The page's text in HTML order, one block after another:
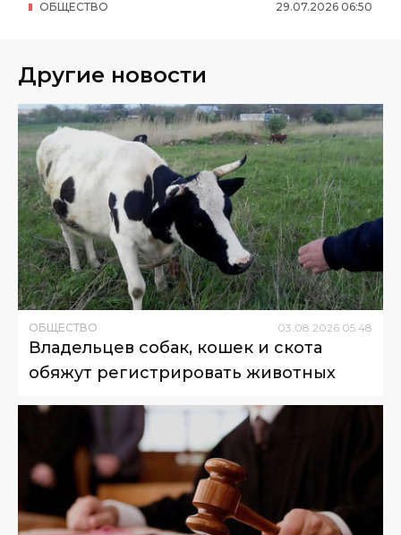
29.07.2026 06:50
ОБЩЕСТВО
Другие новости
ОБЩЕСТВО 03 08 2026 05:48
Владельцев собак, кошек и скота
обяжут регистрировать животных